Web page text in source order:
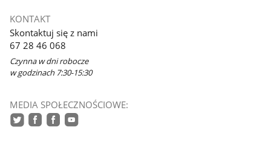
KONTAKT
Skontaktuj się z nami
67 28 46 068
Czynna w dni robocze
w godzinach 7:30-15:30
MEDIA SPOŁECZNOŚCIOWE: